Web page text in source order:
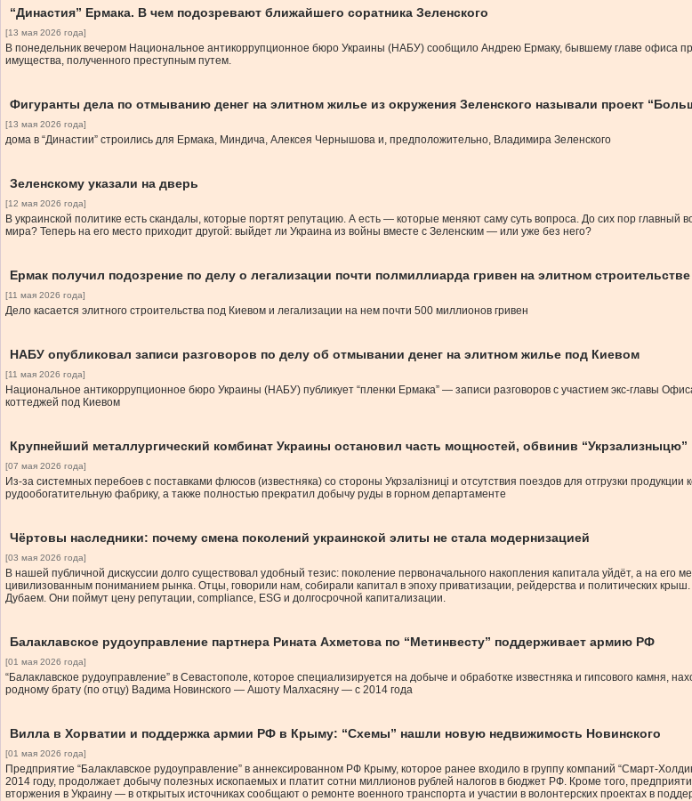
“Династия” Ермака. В чем подозревают ближайшего соратника Зеленского
[13 мая 2026 года]
В понедельник вечером Национальное антикоррупционное бюро Украины (НАБУ) сообщило Андрею Ермаку, бывшему главе офиса
имущества, полученного преступным путем.
Фигуранты дела по отмыванию денег на элитном жилье из окружения Зеленского называли проект
[13 мая 2026 года]
дома в “Династии” строились для Ермака, Миндича, Алексея Чернышова и, предположительно, Владимира Зеленского
Зеленскому указали на дверь
[12 мая 2026 года]
В украинской политике есть скандалы, которые портят репутацию. А есть — которые меняют саму суть вопроса. До сих пор
мира? Теперь на его место приходит другой: выйдет ли Украина из войны вместе с Зеленским — или уже без него?
Ермак получил подозрение по делу о легализации почти полмиллиарда гривен на элитном
[11 мая 2026 года]
Дело касается элитного строительства под Киевом и легализации на нем почти 500 миллионов гривен
НАБУ опубликовал записи разговоров по делу об отмывании денег на элитном жилье под Киевом
[11 мая 2026 года]
Национальное антикоррупционное бюро Украины (НАБУ) публикует “пленки Ермака” — записи разговоров с участием экс-главы
коттеджей под Киевом
Крупнейший металлургический комбинат Украины остановил часть мощностей, обвинив “Укрзализныцю”
[07 мая 2026 года]
Из-за системных перебоев с поставками флюсов (известняка) со стороны Укрзалізниці и отсутствия поездов для отгрузки
рудообогатительную фабрику, а также полностью прекратил добычу руды в горном департаменте
Чёртовы наследники: почему смена поколений украинской элиты не стала модернизацией
[03 мая 2026 года]
В нашей публичной дискуссии долго существовал удобный тезис: поколение первоначального накопления капитала уйдёт, а на
цивилизованным пониманием рынка. Отцы, говорили нам, собирали капитал в эпоху приватизации, рейдерства и политических
Дубаем. Они поймут цену репутации, compliance, ESG и долгосрочной капитализации.
Балаклавское рудоуправление партнера Рината Ахметова по “Метинвесту” поддерживает армию РФ
[01 мая 2026 года]
“Балаклавское рудоуправление” в Севастополе, которое специализируется на добыче и обработке известняка и гипсового камня,
родному брату (по отцу) Вадима Новинского — Ашоту Малхасяну — с 2014 года
Вилла в Хорватии и поддержка армии РФ в Крыму: “Схемы” нашли новую недвижимость Новинского
[01 мая 2026 года]
Предприятие “Балаклавское рудоуправление” в аннексированном РФ Крыму, которое ранее входило в группу компаний “Смарт-
2014 году, продолжает добычу полезных ископаемых и платит сотни миллионов рублей налогов в бюджет РФ. Кроме того,
вторжения в Украину — в открытых источниках сообщают о ремонте военного транспорта и участии в волонтерских проектах в